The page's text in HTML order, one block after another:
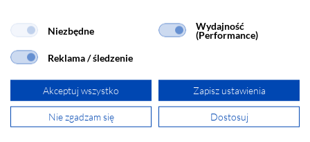
ul. Gorzowska 11
65-127 Zielona Góra
lug@lug.com.pl
ZNAJDŹ BIURO W SWOIM REGIONIE
Niezbędne Wydajność
(Performance)
Reklama / śledzenie
Akceptuj wszystko Zapisz ustawienia
Nie zgadzam się Dostosuj